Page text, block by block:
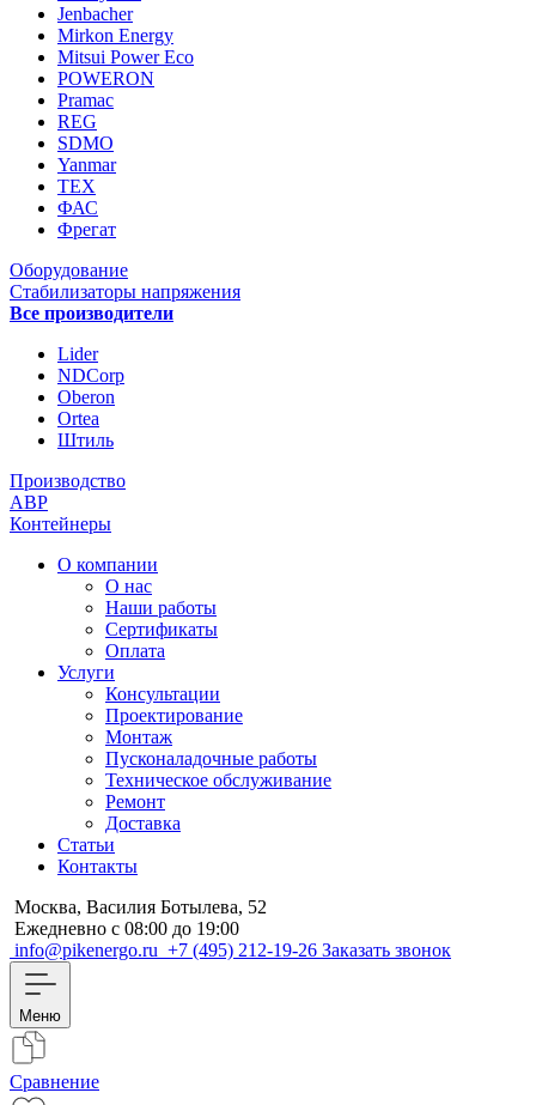
Jenbacher
Mirkon Energy
Mitsui Power Eco
POWERON
Pramac
REG
SDMO
Yanmar
ТЕХ
ФАС
Фрегат
Оборудование
Стабилизаторы напряжения
Все производители
Lider
NDCorp
Oberon
Ortea
Штиль
Производство
АВР
Контейнеры
О компании
О нас
Наши работы
Сертификаты
Оплата
Услуги
Консультации
Проектирование
Монтаж
Пусконаладочные работы
Техническое обслуживание
Ремонт
Доставка
Статьи
Контакты
Москва, Василия Ботылева, 52
Ежедневно с 08:00 до 19:00
info@pikenergo.ru +7 (495) 212-19-26 Заказать звонок
Меню
Сравнение